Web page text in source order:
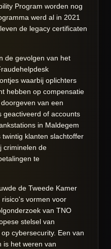
Program worden nog
werd al in 2021
de legacy certificaten
de gevolgen van het
waarbij oplichters
hebben op compensatie
van een
geactiveerd of accounts
in Maldegem
klanten slachtoffer
criminelen de
te
de Tweede Kamer
vormen voor
van TNO
stelsel van
cybersecurity. Een van
is het weren van